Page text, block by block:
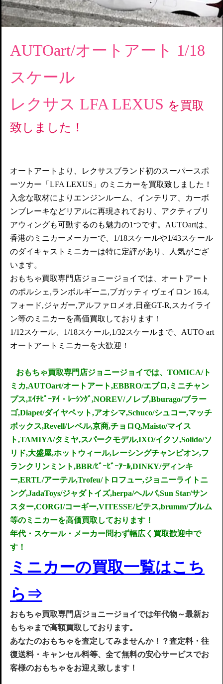
AUTOart/オートアート 1/18
スケール
レクサス LFA LEXUS を買取
致しました！
オートアートより、レクサスブランド初のスーパースポ
ーツカー「LFA LEXUS」のミニカーを買取致しました！
入念な取材によりエンジンルーム、インテリア、カーボ
ンブレーキなどリアルに再現されており、アクティブリ
アウィングも可動するのも魅力の1つです。AUTOartは、
香港のミニカーメーカーで、1/18スケールや1/43スケール
のダイキャストミニカーは特に定評があり、人気がござ
います。
おもちゃ買取専門店ジョニージョイでは、オートアート
のポルシェ,ランボルギーニ,ブガッティ ヴェイロン 16.4,
フォード,ジャガー,アルファロメオ,日産GT-R,スカイライ
ン等のミニカーを高価買取しております！
1/12スケール、1/18スケール,1/32スケールまで、AUTO art
オートアートミニカーを大歓迎！
おもちゃ買取専門店ジョニージョイでは、TOMICA/ト
ミカ,AUTOart/オートアート,EBBRO/エブロ,ミニチャン
プス,ｴｲﾁﾋﾟｰｱｲ・ﾚｰｼﾝｸﾞ,NOREV/ノレブ,Bburago/ブラー
ゴ,Diapet/ダイヤペット,アオシマ,Schuco/シュコー,マッチ
ボックス,Revell/レベル,京商,チョロQ,Maisto/マイス
ト,TAMIYA/タミヤ,スパークモデル,IXO/イクソ,Solido/ソ
リド,大盛屋,ホットウィール,レーシングチャンピオン,フ
ランクリンミント,BBR/ﾋﾞｰﾋﾞｰｱｰﾙ,DINKY/ディンキ
ー,ERTL/アーテル,Trofeu/トロフュー,ジョニーライトニ
ング,JadaToys/ジャダトイズ,herpa/ヘルパ,Sun Star/サン
スター,CORGI/コーギー,VITESSE/ビテス,brumm/ブルム
等のミニカーを高価買取しております！
年代・スケール・メーカー問わず幅広く買取歓迎中で
す！
ミニカーの買取一覧はこち
ら ⇒
おもちゃ買取専門店ジョニージョイでは年代物～最新お
もちゃまで高額買取しております。
あなたのおもちゃを査定してみませんか！？査定料・往
復送料・キャンセル料等、全て無料の安心サービスでお
客様のおもちゃをお迎え致します！